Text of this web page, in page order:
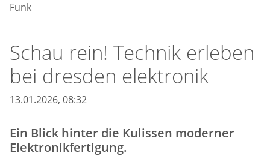
Funk
Schau rein! Technik erleben
bei dresden elektronik
13.01.2026, 08:32
Ein Blick hinter die Kulissen moderner
Elektronikfertigung.